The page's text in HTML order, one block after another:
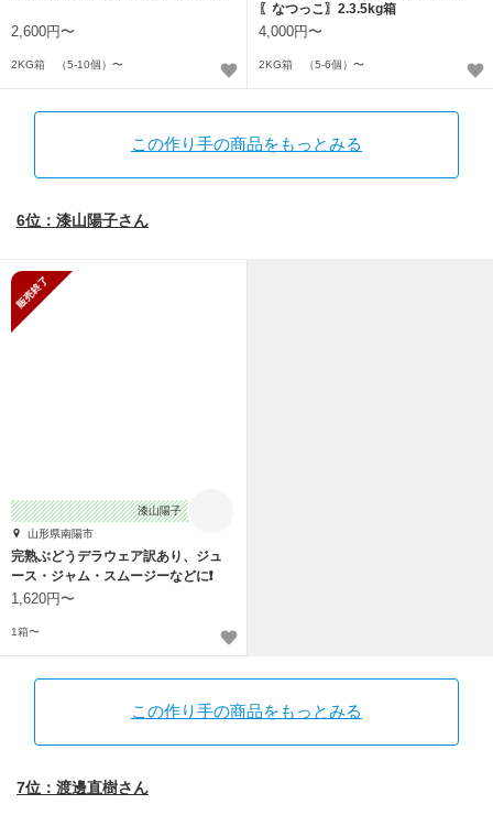
2,600円〜
2KG箱 （5-10個）〜
〖なつっこ〗2.3.5kg箱
4,000円〜
2KG箱 （5-6個）〜
この作り手の商品をもっとみる
6位：漆山陽子さん
漆山陽子
山形県南陽市
完熟ぶどうデラウェア訳あり、ジュ
ース・ジャム・スムージーなどに❗
1,620円〜
1箱〜
この作り手の商品をもっとみる
7位：渡邊直樹さん